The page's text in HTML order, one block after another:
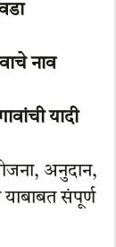
नाव
यादी
अनुदान,
संपूर्ण